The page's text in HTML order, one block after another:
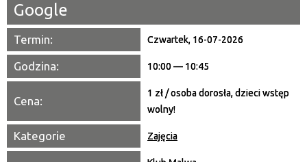
Promowane
Google
Termin: Czwartek, 16-07-2026
Godzina: 10:00 — 10:45
Cena:
1 zł / osoba dorosła, dzieci wstęp
wolny!
Kategorie Zajęcia